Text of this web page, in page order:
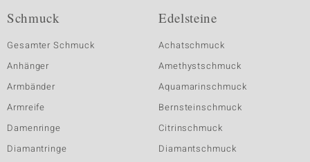
Schmuck
Gesamter Schmuck
Anhänger
Armbänder
Armreife
Damenringe
Diamantringe
Edelsteine
Achatschmuck
Amethystschmuck
Aquamarinschmuck
Bernsteinschmuck
Citrinschmuck
Diamantschmuck